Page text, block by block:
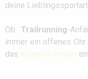
deine
Ob Trailrunning-
immer ein offenes
das Kontaktformular